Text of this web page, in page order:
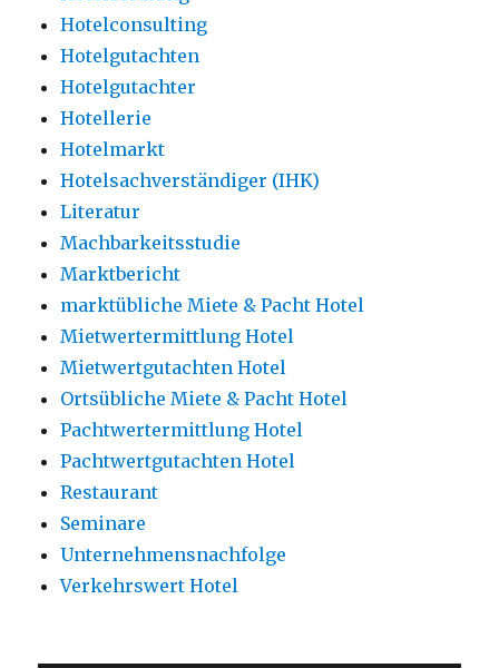
Hotelconsulting
Hotelgutachten
Hotelgutachter
Hotellerie
Hotelmarkt
Hotelsachverständiger (IHK)
Literatur
Machbarkeitsstudie
Marktbericht
marktübliche Miete & Pacht Hotel
Mietwertermittlung Hotel
Mietwertgutachten Hotel
Ortsübliche Miete & Pacht Hotel
Pachtwertermittlung Hotel
Pachtwertgutachten Hotel
Restaurant
Seminare
Unternehmensnachfolge
Verkehrswert Hotel